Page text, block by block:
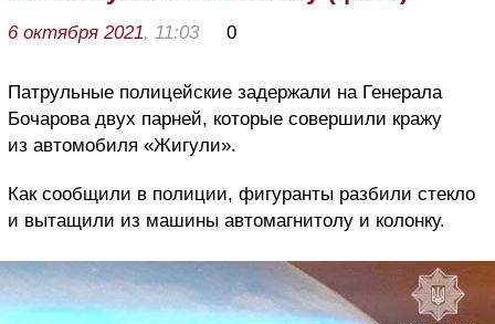
6 октября 2021, 11:03 0
Патрульные полицейские задержали на Генерала
Бочарова двух парней, которые совершили кражу
из автомобиля «Жигули».
Как сообщили в полиции, фигуранты разбили стекло
и вытащили из машины автомагнитолу и колонку.